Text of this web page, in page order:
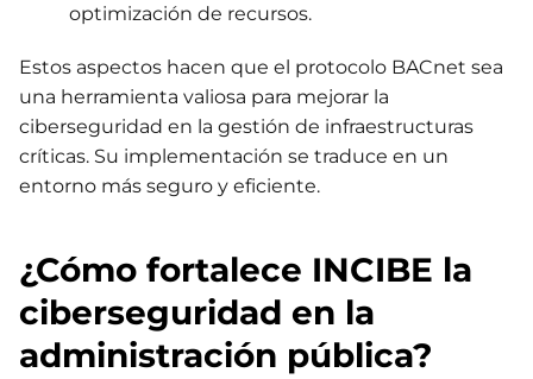
optimización de recursos.
Estos aspectos hacen que el protocolo BACnet sea
una herramienta valiosa para mejorar la
ciberseguridad en la gestión de infraestructuras
críticas. Su implementación se traduce en un
entorno más seguro y eficiente.
¿Cómo fortalece INCIBE la
ciberseguridad en la
administración pública?